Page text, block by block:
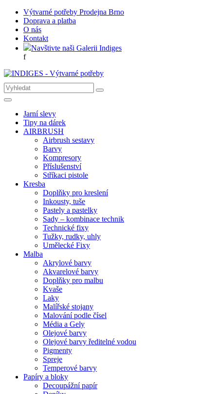
Výtvarné potřeby Prodejna Brno
Doprava a platba
O nás
Kontakt
Navštivte naši Galerii Indiges
f
Jarní slevy
Tipy na dárek
AIRBRUSH
Airbrush sestavy
Barvy
Kompresory
Příslušenství
Stříkaci pistole
Kresba
Doplňky pro kreslení
Inkousty, tuše
Pastely a pastelky
Sady – kombinace technik
Technické fixy
Tužky, rudky, uhly
Umělecké Fixy
Malba
Akrylové barvy
Akvarelové barvy
Doplňky pro malbu
Kvaše
Laky
Malířské stojany
Malování podle čísel
Média a Gely
Olejové barvy
Olejové barvy ředitelné vodou
Pigmenty
Spreje
Temperové barvy
Papíry a bloky
Decoupážní papír